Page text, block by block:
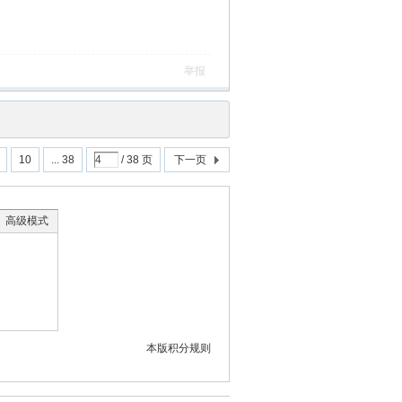
举报
10 ... 38 / 38 页 下一页
高级模式
本版积分规则